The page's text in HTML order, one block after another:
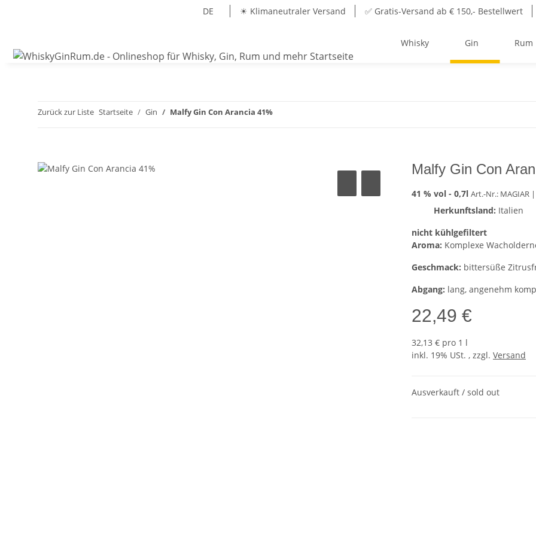
DE ☀ Klimaneutraler Versand ✅ Gratis-Versand ab € 150,- Bestellwert
Whisky Gin Rum
Zurück zur Liste Startseite Gin Malfy Gin Con Arancia 41%
Malfy Gin Con
41 % vol - 0,7l Art.-Nr.: MAGIAR
Herkunftsland: Italien
nicht kühlgefiltert
Aroma: Komplexe
Geschmack: bittersüße
Abgang: lang, angenehm
22,49 €
32,13 € pro 1 l
inkl. 19% USt. , zzgl. Versand
Ausverkauft / sold out